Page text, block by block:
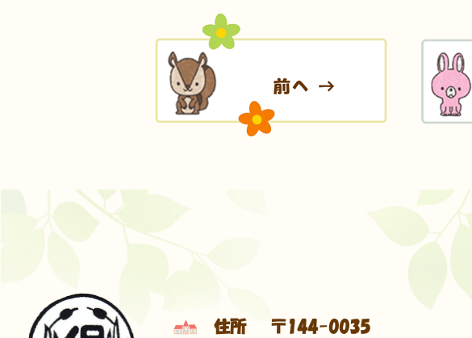
住所 〒144-0035